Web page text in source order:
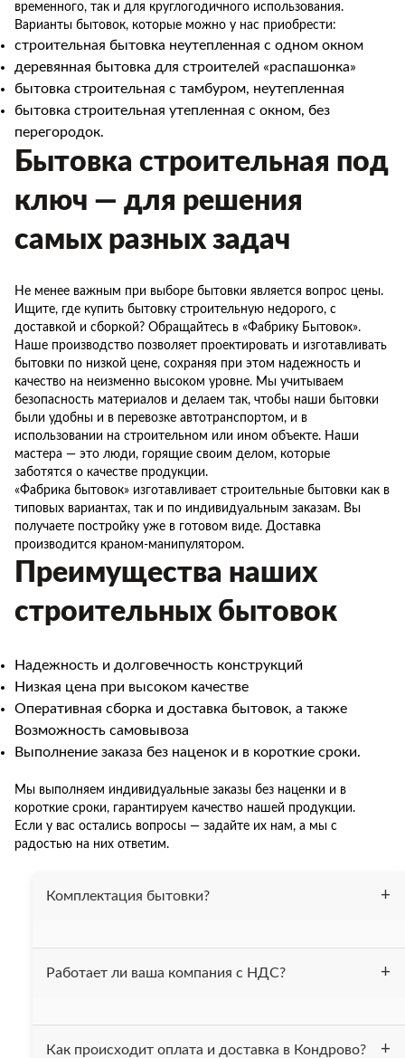
временного, так и для круглогодичного использования.
Варианты бытовок, которые можно у нас приобрести:
строительная бытовка неутепленная с одном окном
деревянная бытовка для строителей «распашонка»
бытовка строительная с тамбуром, неутепленная
бытовка строительная утепленная с окном, без
перегородок.
Бытовка строительная под
ключ — для решения
самых разных задач
Не менее важным при выборе бытовки является вопрос цены.
Ищите, где купить бытовку строительную недорого, с
доставкой и сборкой? Обращайтесь в «Фабрику Бытовок».
Наше производство позволяет проектировать и изготавливать
бытовки по низкой цене, сохраняя при этом надежность и
качество на неизменно высоком уровне. Мы учитываем
безопасность материалов и делаем так, чтобы наши бытовки
были удобны и в перевозке автотранспортом, и в
использовании на строительном или ином объекте. Наши
мастера — это люди, горящие своим делом, которые
заботятся о качестве продукции.
«Фабрика бытовок» изготавливает строительные бытовки как в
типовых вариантах, так и по индивидуальным заказам. Вы
получаете постройку уже в готовом виде. Доставка
производится краном-манипулятором.
Преимущества наших
строительных бытовок
Надежность и долговечность конструкций
Низкая цена при высоком качестве
Оперативная сборка и доставка бытовок, а также
Возможность самовывоза
Выполнение заказа без наценок и в короткие сроки.
Мы выполняем индивидуальные заказы без наценки и в
короткие сроки, гарантируем качество нашей продукции.
Если у вас остались вопросы — задайте их нам, а мы с
радостью на них ответим.
Комплектация бытовки?
периметр (пол, потолок, стены). На полу постелен
Работает ли ваша компания с НДС?
Как происходит оплата и доставка в Кондрово?